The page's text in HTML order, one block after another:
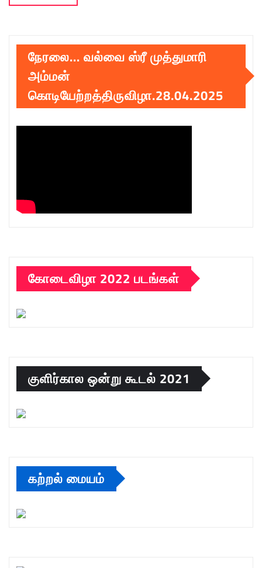
நேரலை… வல்வை ஸ்ரீ முத்துமாரி
அம்மன்
கொடியேற்றத்திருவிழா.28.04.2025
கோடைவிழா 2022 படங்கள்
குளிர்கால ஒன்று கூடல் 2021
கற்றல் மையம்